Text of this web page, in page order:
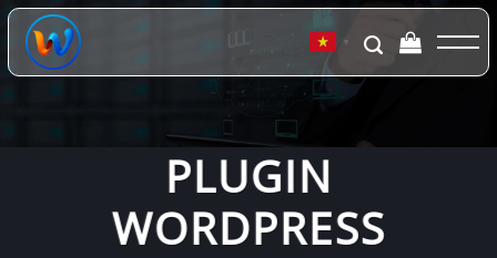
Chuyển
đến
dung
▼
PLUGIN
WORDPRESS